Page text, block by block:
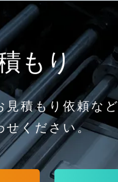
もり
見積もり依頼など
せください。